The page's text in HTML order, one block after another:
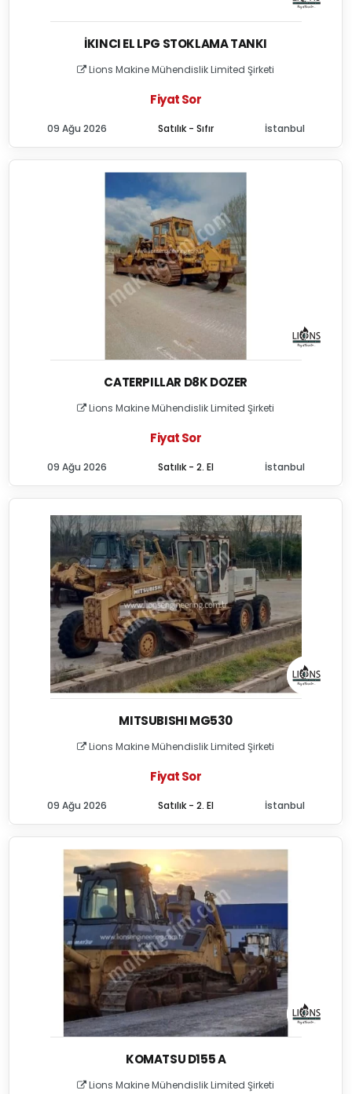
İKINCI EL LPG STOKLAMA TANKI
Lions Makine Mühendislik Limited Şirketi
Fiyat Sor
Satılık - Sıfır
09 Ağu 2026 İstanbul
CATERPILLAR D8K DOZER
Lions Makine Mühendislik Limited Şirketi
Fiyat Sor
Satılık - 2. El
09 Ağu 2026 İstanbul
MITSUBISHI MG530
Lions Makine Mühendislik Limited Şirketi
Fiyat Sor
Satılık - 2. El
09 Ağu 2026 İstanbul
KOMATSU D155 A
Lions Makine Mühendislik Limited Şirketi